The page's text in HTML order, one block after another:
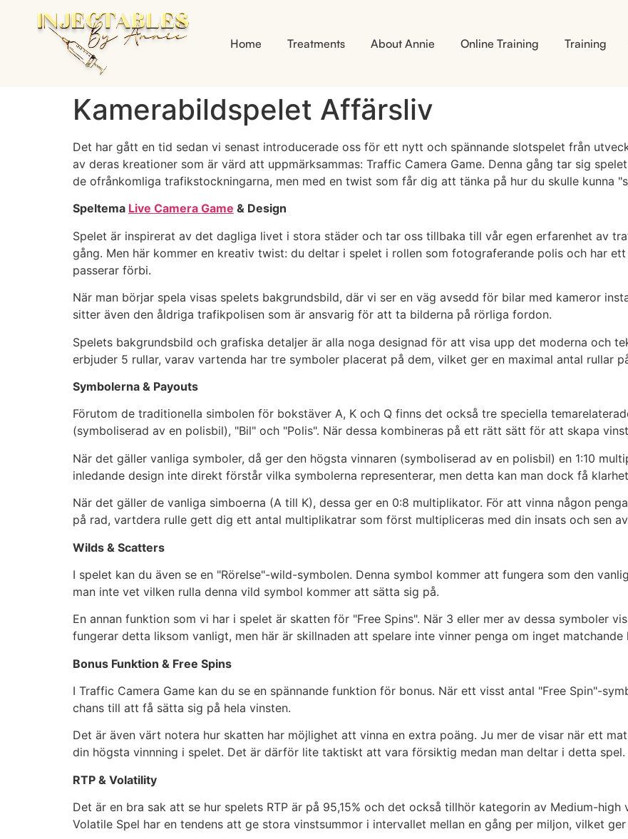
Home Treatments About Annie Online Training Training
Kamerabildspelet Affärsliv
Det har gått en tid sedan vi senast introducerade oss för ett nytt och spännande slotspelet från
av deras kreationer som är värd att uppmärksammas: Traffic Camera Game. Denna gång tar sig
de ofrånkomliga trafikstockningarna, men med en twist som får dig att tänka på hur du skulle kunna
Speltema Live Camera Game & Design
Spelet är inspirerat av det dagliga livet i stora städer och tar oss tillbaka till vår egen erfarenhet av
gång. Men här kommer en kreativ twist: du deltar i spelet i rollen som fotograferande polis och har
passerar förbi.
När man börjar spela visas spelets bakgrundsbild, där vi ser en väg avsedd för bilar med kameror
sitter även den åldriga trafikpolisen som är ansvarig för att ta bilderna på rörliga fordon.
Spelets bakgrundsbild och grafiska detaljer är alla noga designad för att visa upp det moderna och
erbjuder 5 rullar, varav vartenda har tre symboler placerat på dem, vilket ger en maximal antal rullar
Symbolerna & Payouts
Förutom de traditionella simbolen för bokstäver A, K och Q finns det också tre speciella
(symboliserad av en polisbil), "Bil" och "Polis". När dessa kombineras på ett rätt sätt för att skapa
När det gäller vanliga symboler, då ger den högsta vinnaren (symboliserad av en polisbil) en 1:10
inledande design inte direkt förstår vilka symbolerna representerar, men detta kan man dock få
När det gäller de vanliga simboerna (A till K), dessa ger en 0:8 multiplikator. För att vinna någon
på rad, vartdera rulle gett dig ett antal multiplikatrar som först multipliceras med din insats och sen
Wilds & Scatters
I spelet kan du även se en "Rörelse"-wild-symbolen. Denna symbol kommer att fungera som den
man inte vet vilken rulla denna vild symbol kommer att sätta sig på.
En annan funktion som vi har i spelet är skatten för "Free Spins". När 3 eller mer av dessa symboler
fungerar detta liksom vanligt, men här är skillnaden att spelare inte vinner penga om inget matchande
Bonus Funktion & Free Spins
I Traffic Camera Game kan du se en spännande funktion för bonus. När ett visst antal "Free Spin"-
chans till att få sätta sig på hela vinsten.
Det är även värt notera hur skatten har möjlighet att vinna en extra poäng. Ju mer de visar när ett
din högsta vinnning i spelet. Det är därför lite taktiskt att vara försiktig medan man deltar i detta spel.
RTP & Volatility
Det är en bra sak att se hur spelets RTP är på 95,15% och det också tillhör kategorin av Medium-
Volatile Spel har en tendens att ge stora vinstsummor i intervallet mellan en gång per miljon, vilket